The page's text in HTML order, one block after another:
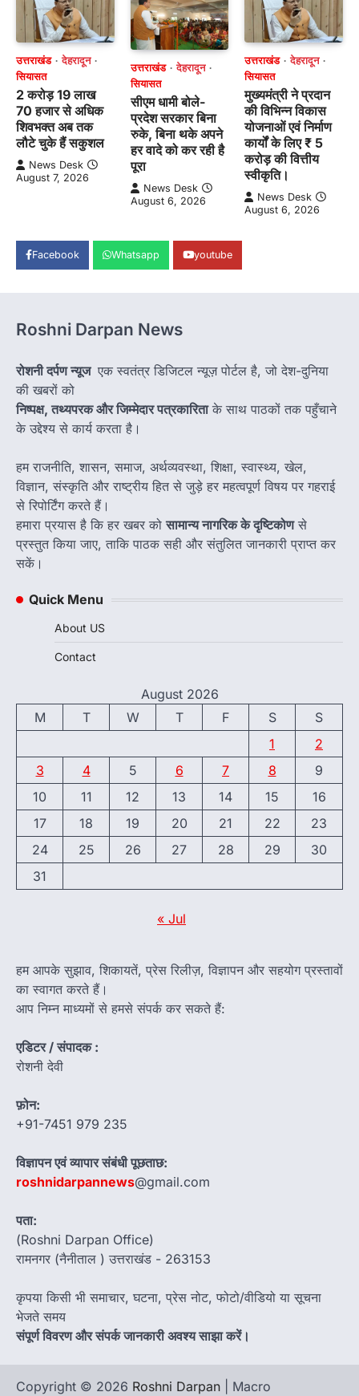
उत्तराखंड
देहरादून
सियासत
2 करोड़ 19 लाख
70 हजार से अधिक
शिवभक्त अब तक
लौटे चुके हैं सकुशल
News Desk
August 7, 2026
उत्तराखंड
देहरादून
सियासत
सीएम धामी बोले-
प्रदेश सरकार बिना
रुके, बिना थके अपने
हर वादे को कर रही है
पूरा
News Desk
August 6, 2026
उत्तराखंड
देहरादून
सियासत
मुख्यमंत्री ने प्रदान
की विभिन्न विकास
योजनाओं एवं निर्माण
कार्यों के लिए ₹ 5
करोड़ की वित्तीय
स्वीकृति।
News Desk
August 6, 2026
Facebook Whatsapp youtube
Roshni Darpan News
रोशनी दर्पण न्यूज एक स्वतंत्र डिजिटल न्यूज़ पोर्टल है, जो देश-दुनिया
की खबरों को
निष्पक्ष, तथ्यपरक और जिम्मेदार पत्रकारिताके साथ पाठकों तक पहुँचाने
के उद्देश्य से कार्य करता है।
हम राजनीति, शासन, समाज, अर्थव्यवस्था, शिक्षा, स्वास्थ्य, खेल,
विज्ञान, संस्कृति और राष्ट्रीय हित से जुड़े हर महत्वपूर्ण विषय पर गहराई
से रिपोर्टिंग करते हैं।
हमारा प्रयास है कि हर खबर कोसामान्य नागरिक के दृष्टिकोणसे
प्रस्तुत किया जाए, ताकि पाठक सही और संतुलित जानकारी प्राप्त कर
सकें।
Quick Menu
About US
Contact
August 2026
M
T W T F S
S
1
2
3
4 5 6 7 8
9
10
11 12 13 14 15
16
17
18 19 20 21 22
23
24
25 26 27 28 29
30
31
« Jul
हम आपके सुझाव, शिकायतें, प्रेस रिलीज़, विज्ञापन और सहयोग प्रस्तावों
का स्वागत करते हैं।
आप निम्न माध्यमों से हमसे संपर्क कर सकते हैं:
एडिटर / संपादक :
रोशनी देवी
फ़ोन:
+91-7451 979 235
विज्ञापन एवं व्यापार संबंधी पूछताछ:
roshnidarpannews@gmail.com
पता:
(Roshni Darpan Office)
रामनगर (नैनीताल ) उत्तराखंड - 263153
कृपया किसी भी समाचार, घटना, प्रेस नोट, फोटो/वीडियो या सूचना
भेजते समय
संपूर्ण विवरण और संपर्क जानकारी अवश्य साझा करें।
Copyright © 2026 Roshni Darpan | Macro